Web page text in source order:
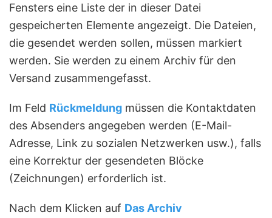
Fensters eine Liste der in dieser Datei
gespeicherten Elemente angezeigt. Die Dateien,
die gesendet werden sollen, müssen markiert
werden. Sie werden zu einem Archiv für den
Versand zusammengefasst.
Im Feld Rückmeldung müssen die Kontaktdaten
des Absenders angegeben werden (E-Mail-
Adresse, Link zu sozialen Netzwerken usw.), falls
eine Korrektur der gesendeten Blöcke
(Zeichnungen) erforderlich ist.
Nach dem Klicken auf Das Archiv